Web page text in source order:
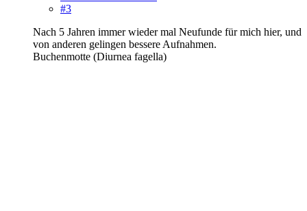
#3
Nach 5 Jahren immer wieder mal Neufunde für mich hier, und
von anderen gelingen bessere Aufnahmen.
Buchenmotte (Diurnea fagella)